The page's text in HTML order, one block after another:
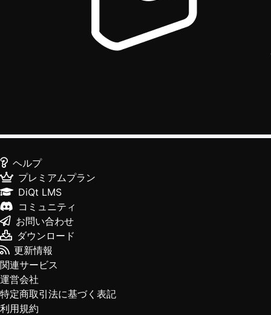
ヘルプ
プレミアムプラン
DiQt LMS
コミュニティ
お問い合わせ
ダウンロード
更新情報
関連サービス
運営会社
特定商取引法に基づく表記
利用規約